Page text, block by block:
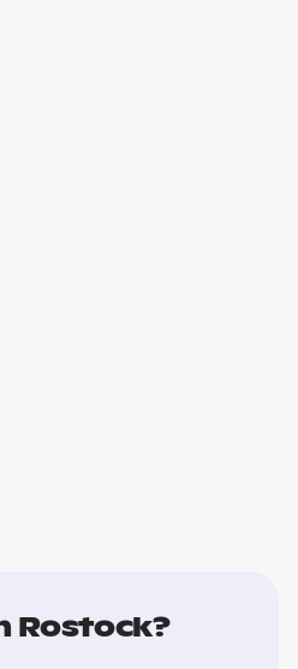
Rostock?